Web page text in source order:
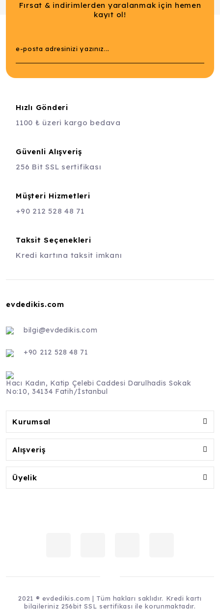
Fırsat & indirimlerden yaralanmak için hemen
kayıt ol!
Hızlı Gönderi
1100 ₺ üzeri kargo bedava
Güvenli Alışveriş
256 Bit SSL sertifikası
Müşteri Hizmetleri
+90 212 528 48 71
Taksit Seçenekleri
Kredi kartına taksit imkanı
evdedikis.com
bilgi@evdedikis.com
+90 212 528 48 71
Hacı Kadın, Katip Çelebi Caddesi Darulhadis Sokak
No:10, 34134 Fatih/İstanbul
Kurumsal
Alışveriş
Üyelik
2021 ® evdedikis.com | Tüm hakları saklıdır. Kredi kartı
bilgileriniz 256bit SSL sertifikası ile korunmaktadır.